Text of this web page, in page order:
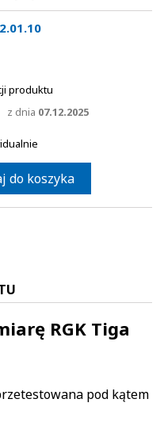
produktu
z dnia 07.12.2025
do koszyka
RGK Tiga
pod kątem